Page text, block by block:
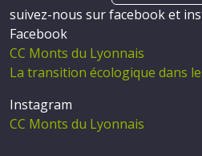
suivez-nous sur facebook et
Facebook
CC Monts du Lyonnais
La transition écologique dans
Instagram
CC Monts du Lyonnais